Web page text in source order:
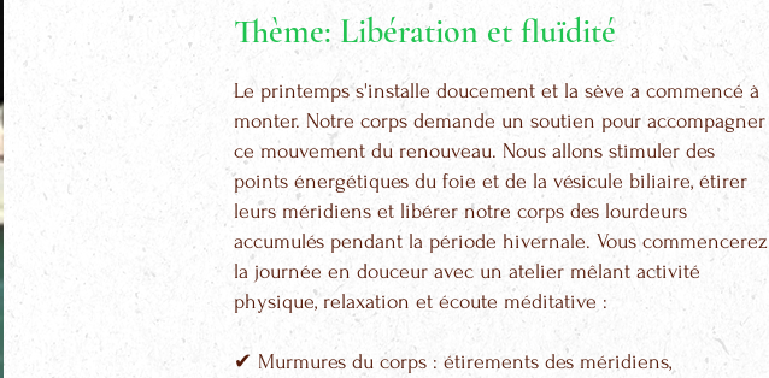
Thème: Libération et fluïdité
Le printemps s'installe doucement et la sève a commencé à
monter. Notre corps demande un soutien pour accompagner
ce mouvement du renouveau. Nous allons stimuler des
points énergétiques du foie et de la vésicule biliaire, étirer
leurs méridiens et libérer notre corps des lourdeurs
accumulés pendant la période hivernale. Vous commencerez
la journée en douceur avec un atelier mêlant activité
physique, relaxation et écoute méditative :
✔ Murmures du corps : étirements des méridiens,